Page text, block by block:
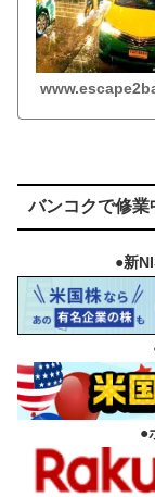
バンコクで修業
●新
●